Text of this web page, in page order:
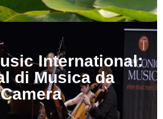
International:
di Musica da
Camera